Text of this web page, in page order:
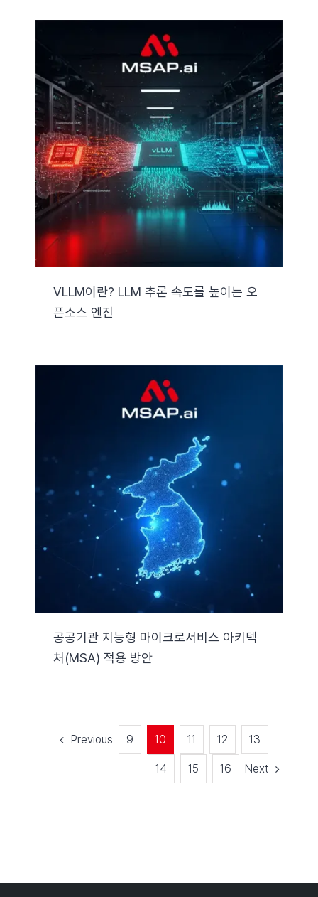
VLLM이란? LLM 추론 속도를 높이는 오
픈소스 엔진
공공기관 지능형 마이크로서비스 아키텍
처(MSA) 적용 방안
Previous 9 10 11 12 13
14 15 16 Next